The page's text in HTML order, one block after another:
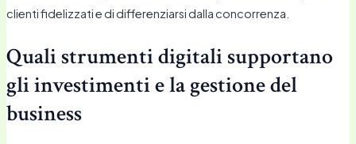
clienti fidelizzati e di differenziarsi dalla concorrenza.
Quali strumenti digitali supportano
gli investimenti e la gestione del
business